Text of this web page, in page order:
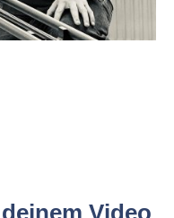
Video